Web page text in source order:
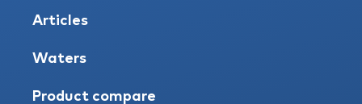
Articles
Waters
Product compare